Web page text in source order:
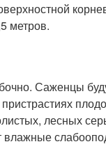
метров.
Саженцы
лесных